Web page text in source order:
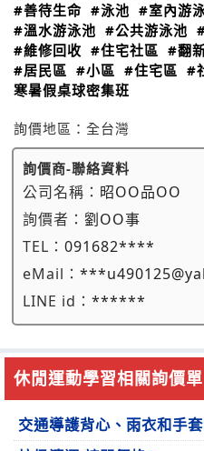
#善待生命 #泳池 #室內游
#溫水游泳池 #公共游泳池
#維修回收 #住宅社區 #翻
#居民區 #小區 #住宅區 #
寒暑假桌球密集班
詢價地區： 全台灣
詢價商-聯絡資料
公司名稱： 昭OO品OO
詢價者： 劉OO事
TEL： 091682****
eMail：
LINE id： ******
休閒運動學習相關詢價單
交通導護背心、雨衣和手